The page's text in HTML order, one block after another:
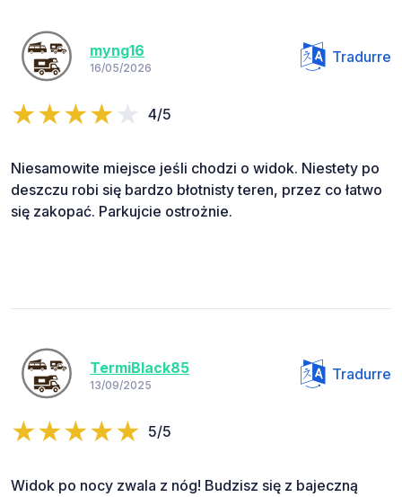
myng16
16/05/2026
Tradurre
4/5
Niesamowite miejsce jeśli chodzi o widok. Niestety po
deszczu robi się bardzo błotnisty teren, przez co łatwo
się zakopać. Parkujcie ostrożnie.
TermiBlack85
13/09/2025
Tradurre
5/5
Widok po nocy zwala z nóg! Budzisz się z bajeczną